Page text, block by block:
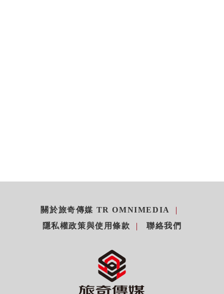
關於旅奇傳媒 TR OMNIMEDIA
隱私權政策與使用條款
聯絡我們